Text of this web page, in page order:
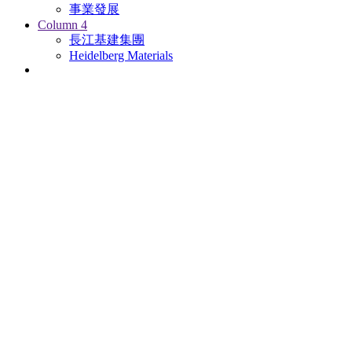
事業發展
Column 4
長江基建集團
Heidelberg Materials